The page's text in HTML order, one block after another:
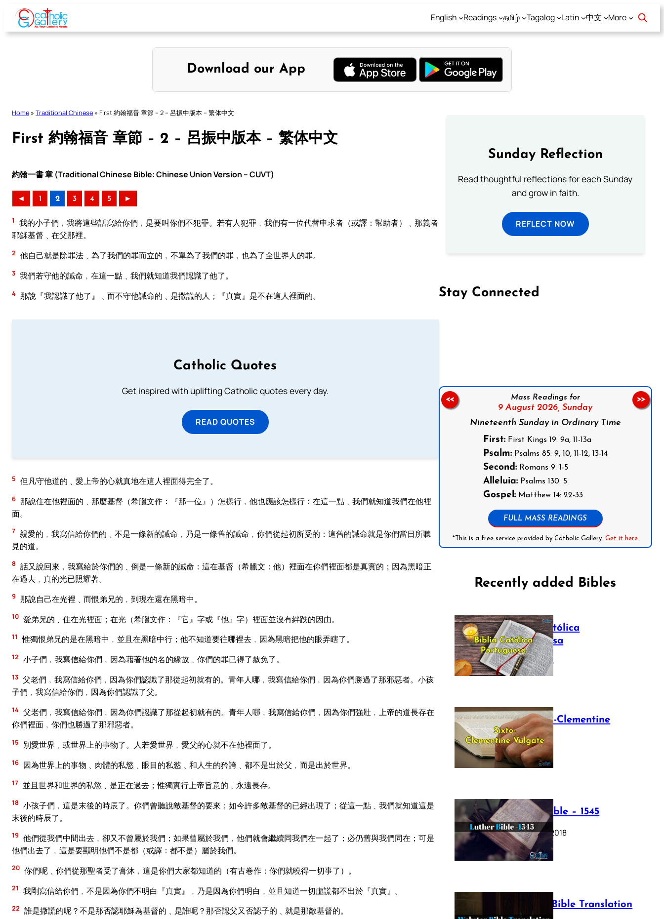
Skip
content
English Readings தமிழ் Tagalog Latin 中文 More
Download our App
Home » Traditional Chinese » First 約翰福音 章節 – 2 – 呂振中版本 – 繁体中文
First 約翰福音 章節 – 2 – 呂振中版本 – 繁体中文
約翰一書 章 (Traditional Chinese Bible: Chinese Union Version – CUVT)
◄ 1 2 3 4 5 ►
1
我的小子們﹐我將這些話寫給你們﹐是要叫你們不犯罪。若有人犯罪﹐我們有一位代替申求者（或譯：幫助者）﹑那義者
耶穌基督﹑在父那裡。
2 他自己就是除罪法﹑為了我們的罪而立的﹐不單為了我們的罪﹐也為了全世界人的罪。
3 我們若守他的誡命﹐在這一點﹑我們就知道我們認識了他了。
4 那說『我認識了他了』﹑而不守他誡命的﹑是撒謊的人；『真實』是不在這人裡面的。
Catholic Quotes
Get inspired with uplifting Catholic quotes every day.
READ QUOTES
5 但凡守他道的﹑愛上帝的心就真地在這人裡面得完全了。
6 那說住在他裡面的﹑那麼基督（希臘文作：『那一位』）怎樣行﹐他也應該怎樣行：在這一點﹑我們就知道我們在他裡
面。
7 親愛的﹐我寫信給你們的﹑不是一條新的誡命﹐乃是一條舊的誡命﹐你們從起初所受的：這舊的誡命就是你們當日所聽
見的道。
8 話又說回來﹐我寫給於你們的﹑倒是一條新的誡命：這在基督（希臘文：他）裡面在你們裡面都是真實的；因為黑暗正
在過去﹐真的光已照耀著。
9 那說自己在光裡﹑而恨弟兄的﹐到現在還在黑暗中。
10 愛弟兄的﹑住在光裡面；在光（希臘文作：『它』字或『他』字）裡面並沒有絆跌的因由。
11 惟獨恨弟兄的是在黑暗中﹐並且在黑暗中行；他不知道要往哪裡去﹐因為黑暗把他的眼弄瞎了。
12 小子們﹐我寫信給你們﹐因為藉著他的名的緣故﹑你們的罪已得了赦免了。
13 父老們﹐我寫信給你們﹐因為你們認識了那從起初就有的。青年人哪﹐我寫信給你們﹐因為你們勝過了那邪惡者。小孩
子們﹐我寫信給你們﹐因為你們認識了父。
14 父老們﹐我寫信給你們﹐因為你們認識了那從起初就有的。青年人哪﹐我寫信給你們﹐因為你們強壯﹐上帝的道長存在
你們裡面﹐你們也勝過了那邪惡者。
15 別愛世界﹑或世界上的事物了。人若愛世界﹐愛父的心就不在他裡面了。
16 因為世界上的事物﹑肉體的私慾﹑眼目的私慾﹑和人生的矜誇﹑都不是出於父﹐而是出於世界。
17 並且世界和世界的私慾﹑是正在過去；惟獨實行上帝旨意的﹑永遠長存。
18 小孩子們﹐這是末後的時辰了。你們曾聽說敵基督的要來；如今許多敵基督的已經出現了；從這一點﹑我們就知道這是
末後的時辰了。
19 他們從我們中間出去﹐卻又不曾屬於我們；如果曾屬於我們﹐他們就會繼續同我們在一起了；必仍舊與我們同在；可是
他們出去了﹐這是要顯明他們不是都（或譯：都不是）屬於我們。
20 你們呢﹑你們從那聖者受了膏沐﹐這是你們大家都知道的（有古卷作：你們就曉得一切事了）。
21 我剛寫信給你們﹐不是因為你們不明白『真實』﹐乃是因為你們明白﹐並且知道一切虛謊都不出於『真實』。
22 誰是撒謊的呢？不是那否認耶穌為基督的﹑是誰呢？那否認父又否認子的﹑就是那敵基督的。
Sunday Reflection
Read thoughtful reflections for each Sunday
and grow in faith.
REFLECT NOW
Stay Connected
Mass Readings for
9 August 2026, Sunday
Nineteenth Sunday in Ordinary Time
First:First Kings 19: 9a, 11-13a
Psalm:Psalms 85: 9, 10, 11-12, 13-14
Second:Romans 9: 1-5
Alleluia:Psalms 130: 5
Gospel:Matthew 14: 22-33
FULL MASS READINGS
*This is a free service provided by Catholic Gallery.Get it here
<< >>
Recently added Bibles
Bíblia Católica
Portuguesa
July 16, 2025
The Sixto-Clementine
Vulgate
July 12, 2025
Luther Bible – 1545
October 17, 2018
Webster Bible Translation